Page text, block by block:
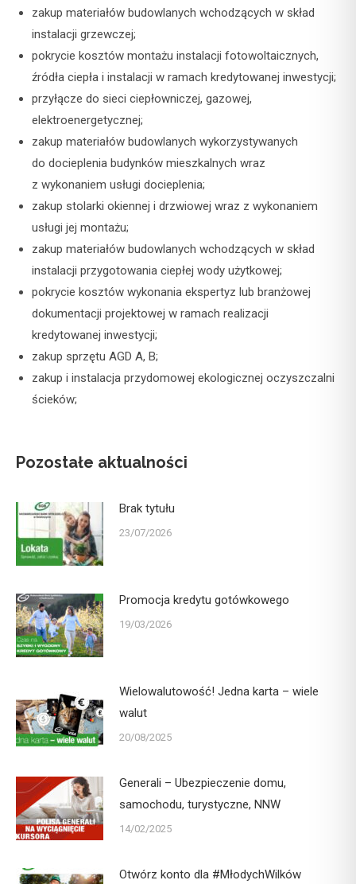
zakup materiałów budowlanych wchodzących w skład
instalacji grzewczej;
pokrycie kosztów montażu instalacji fotowoltaicznych,
źródła ciepła i instalacji w ramach kredytowanej inwestycji;
przyłącze do sieci ciepłowniczej, gazowej,
elektroenergetycznej;
zakup materiałów budowlanych wykorzystywanych
do docieplenia budynków mieszkalnych wraz
z wykonaniem usługi docieplenia;
zakup stolarki okiennej i drzwiowej wraz z wykonaniem
usługi jej montażu;
zakup materiałów budowlanych wchodzących w skład
instalacji przygotowania ciepłej wody użytkowej;
pokrycie kosztów wykonania ekspertyz lub branżowej
dokumentacji projektowej w ramach realizacji
kredytowanej inwestycji;
zakup sprzętu AGD A, B;
zakup i instalacja przydomowej ekologicznej oczyszczalni
ścieków;
Pozostałe aktualności
Brak tytułu
23/07/2026
Promocja kredytu gotówkowego
19/03/2026
Wielowalutowość! Jedna karta – wiele
walut
20/08/2025
Generali – Ubezpieczenie domu,
samochodu, turystyczne, NNW
14/02/2025
Otwórz konto dla #MłodychWilków